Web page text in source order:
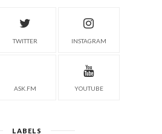
TWITTER INSTAGRAM
ASK.FM YOUTUBE
LABELS